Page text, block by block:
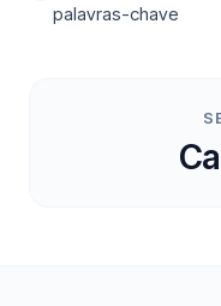
palavras-chave